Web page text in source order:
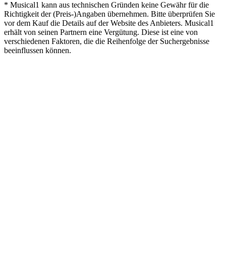
* Musical1 kann aus technischen Gründen keine Gewähr für die
Richtigkeit der (Preis-)Angaben übernehmen. Bitte überprüfen Sie
vor dem Kauf die Details auf der Website des Anbieters. Musical1
erhält von seinen Partnern eine Vergütung. Diese ist eine von
verschiedenen Faktoren, die die Reihenfolge der Suchergebnisse
beeinflussen können.